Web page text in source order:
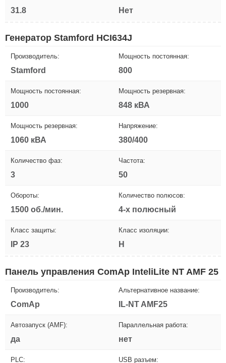
31.8 Нет
Генератор Stamford HCI634J
Производитель:
Stamford
Мощность постоянная:
800
Мощность постоянная:
1000
Мощность резервная:
848 кВА
Мощность резервная:
1060 кВА
Напряжение:
380/400
Количество фаз:
3
Частота:
50
Обороты:
1500 об./мин.
Количество полюсов:
4-х полюсный
Класс защиты:
IP 23
Класс изоляции:
H
Панель управления ComAp InteliLite NT AMF 25
Производитель:
ComAp
Альтернативное название:
IL-NT AMF25
Автозапуск (AMF):
да
Параллельная работа:
нет
PLC: USB разъем: